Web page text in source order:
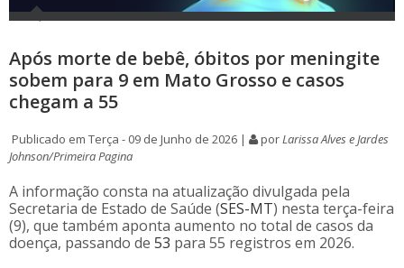
Após morte de bebê, óbitos por meningite
sobem para 9 em Mato Grosso e casos
chegam a 55
Publicado em Terça - 09 de Junho de 2026 | porLarissa Alves e Jardes
Johnson/Primeira Pagina
A informação consta na atualização divulgada pela
Secretaria de Estado de Saúde (SES-MT) nesta terça-feira
(9), que também aponta aumento no total de casos da
doença, passando de 53 para 55 registros em 2026.